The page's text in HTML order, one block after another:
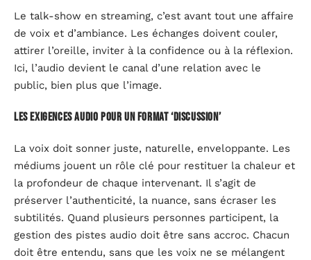
Le talk-show en streaming, c’est avant tout une affaire
de voix et d’ambiance. Les échanges doivent couler,
attirer l’oreille, inviter à la confidence ou à la réflexion.
Ici, l’audio devient le canal d’une relation avec le
public, bien plus que l’image.
Les exigences audio pour un format ‘discussion’
La voix doit sonner juste, naturelle, enveloppante. Les
médiums jouent un rôle clé pour restituer la chaleur et
la profondeur de chaque intervenant. Il s’agit de
préserver l’authenticité, la nuance, sans écraser les
subtilités. Quand plusieurs personnes participent, la
gestion des pistes audio doit être sans accroc. Chacun
doit être entendu, sans que les voix ne se mélangent